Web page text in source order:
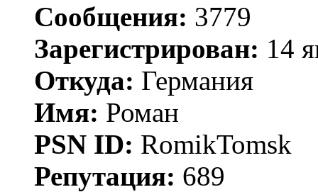
Сообщения: 3779
Зарегистрирован: 14
Откуда: Германия
Имя: Роман
PSN ID: RomikTomsk
Репутация: 689